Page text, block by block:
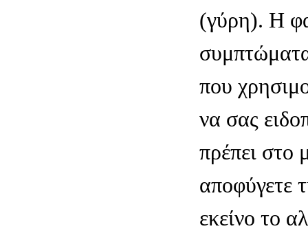
(γύρη). Η
που
να σας
πρέπει στο
αποφύγετε
εκείνο το